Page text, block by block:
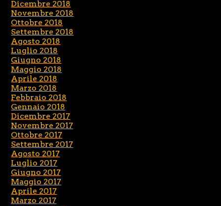
Dicembre 2018
Novembre 2018
Ottobre 2018
Settembre 2018
Agosto 2018
Luglio 2018
Giugno 2018
Maggio 2018
Aprile 2018
Marzo 2018
Febbraio 2018
Gennaio 2018
Dicembre 2017
Novembre 2017
Ottobre 2017
Settembre 2017
Agosto 2017
Luglio 2017
Giugno 2017
Maggio 2017
Aprile 2017
Marzo 2017